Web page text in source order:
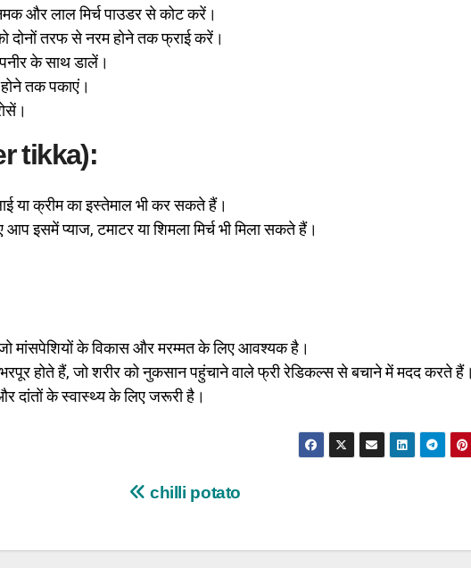
और लाल मिर्च पाउडर से कोट करें।
दोनों तरफ से नरम होने तक फ्राई करें।
पनीर के साथ डालें।
तक पकाएं।
tikka):
या क्रीम का इस्तेमाल भी कर सकते हैं।
इसमें प्याज, टमाटर या शिमला मिर्च भी मिला सकते हैं।
मांसपेशियों के विकास और मरम्मत के लिए आवश्यक है।
होते हैं, जो शरीर को नुकसान पहुंचाने वाले फ्री रेडिकल्स से बचाने में मदद करते
दांतों के स्वास्थ्य के लिए जरूरी है।
chilli potato